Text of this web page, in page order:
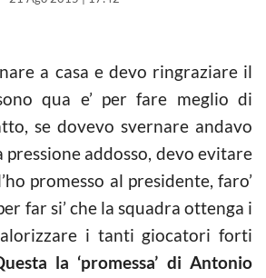
a casa e devo ringraziare il
qua e’ per fare meglio di
se dovevo svernare andavo
addosso, devo evitare
promesso al presidente, faro’
far si’ che la squadra ottenga i
i tanti giocatori forti
la ‘promessa’ di Antonio